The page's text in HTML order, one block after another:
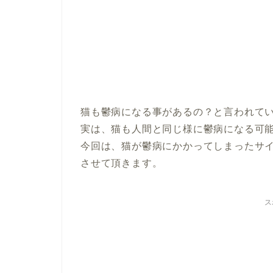
猫も鬱病になる事があるの？と言われて
実は、猫も人間と同じ様に鬱病になる可
今回は、猫が鬱病にかかってしまったサ
させて頂きます。